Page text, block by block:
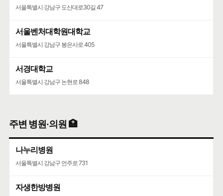
서울특별시 강남구 도산대로30길 47
서울벤처대학원대학교
서울특별시 강남구 봉은사로 405
서경대학교
서울특별시 강남구 논현로 848
주변 병원·의원 🏥
나누리병원
서울특별시 강남구 언주로 731
자생한방병원